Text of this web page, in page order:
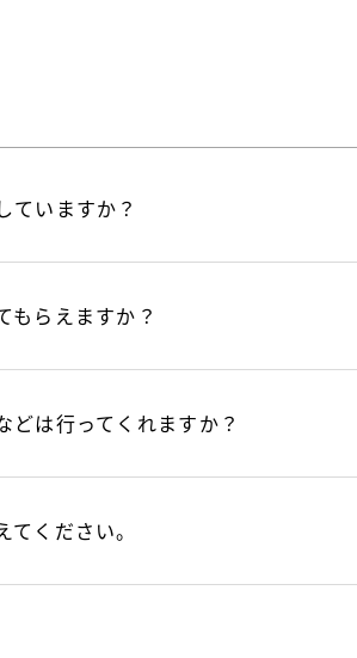
ていますか？
もらえますか？
どは行ってくれますか？
ください。